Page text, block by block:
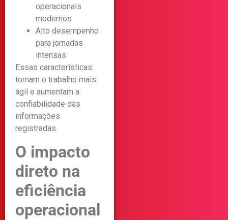
operacionais
modernos
Alto desempenho
para jornadas
intensas
Essas características
tornam o trabalho mais
ágil e aumentam a
confiabilidade das
informações
registradas.
O impacto
direto na
eficiência
operacional